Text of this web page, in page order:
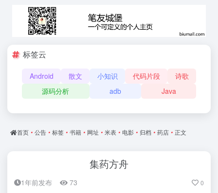
标签云
Android 散文 小知识 代码片段
诗歌
源码分析
adb Java
首页 • 公告 • 标签 • 书籍 • 网址 • 米表 • 电影 • 归档 • 药店 • 正文
集药方舟
1年前发布 73 0